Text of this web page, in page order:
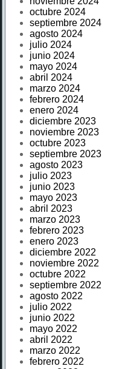
octubre 2024
septiembre 2024
agosto 2024
julio 2024
junio 2024
mayo 2024
abril 2024
marzo 2024
febrero 2024
enero 2024
diciembre 2023
noviembre 2023
octubre 2023
septiembre 2023
agosto 2023
julio 2023
junio 2023
mayo 2023
abril 2023
marzo 2023
febrero 2023
enero 2023
diciembre 2022
noviembre 2022
octubre 2022
septiembre 2022
agosto 2022
julio 2022
junio 2022
mayo 2022
abril 2022
marzo 2022
febrero 2022